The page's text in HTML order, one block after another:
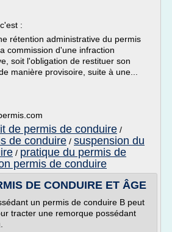
:
rétention administrative du permis
commission d'une infraction
soit l'obligation de restituer son
manière provisoire, suite à une...
de permis de conduire /
de conduire / suspension du
/ pratique du permis de
permis de conduire
DE CONDUIRE ET ÂGE
un permis de conduire B peut
tracter une remorque possédant